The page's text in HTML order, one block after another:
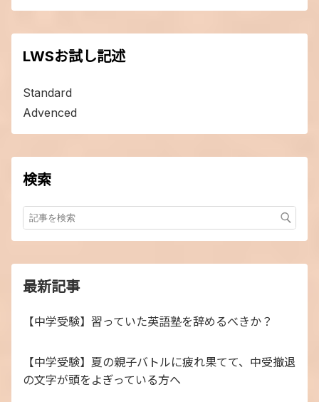
LWSお試し記述
Standard
Advenced
検索
最新記事
【中学受験】習っていた英語塾を辞めるべきか？
【中学受験】夏の親子バトルに疲れ果てて、中受撤退
の文字が頭をよぎっている方へ